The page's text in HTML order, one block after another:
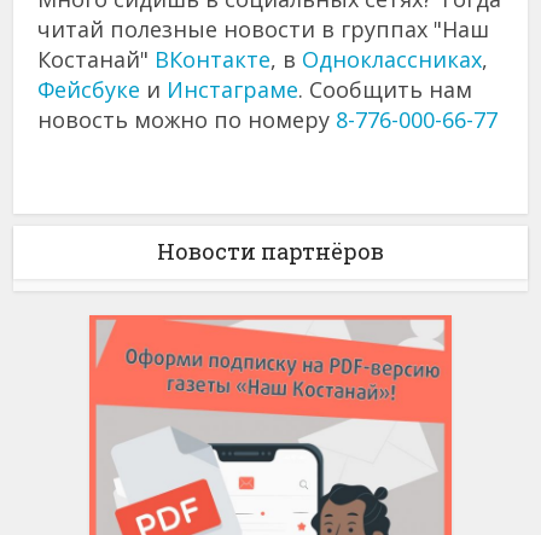
читай полезные новости в группах "Наш
Костанай" ВКонтакте, в Одноклассниках,
Фейсбуке и Инстаграме. Сообщить нам
новость можно по номеру 8-776-000-66-77
Новости партнёров